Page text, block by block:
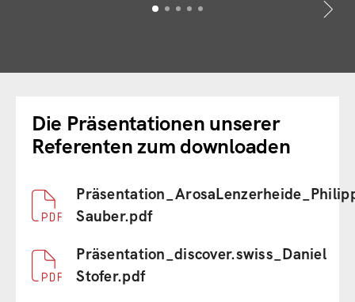
Die Präsentationen unserer
Referenten zum downloaden
Document
Sauber.pdf
DocumentPräsentation_discover.swiss_Daniel
Stofer.pdf